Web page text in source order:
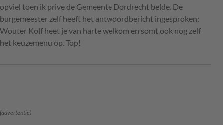
opviel toen ik prive de Gemeente Dordrecht belde. De
burgemeester zelf heeft het antwoordbericht ingesproken:
Wouter Kolf heet je van harte welkom en somt ook nog zelf
het keuzemenu op. Top!
(advertentie)